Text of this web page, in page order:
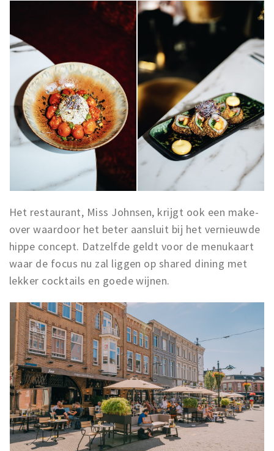
Het restaurant, Miss Johnsen, krijgt ook een make-
over waardoor het beter aansluit bij het vernieuwde
hippe concept. Datzelfde geldt voor de menukaart
waar de focus nu zal liggen op shared dining met
lekker cocktails en goede wijnen.